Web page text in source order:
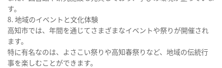
す。
8. 地域のイベントと文化体験
高知市では、年間を通じてさまざまなイベントや祭りが開催され
ます。
特に有名なのは、よさこい祭りや高知春祭りなど、地域の伝統行
事を楽しむことができます。